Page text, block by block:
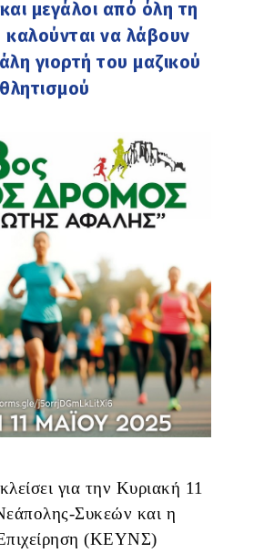
μεγάλοι από όλη τη
να λάβουν
γιορτή του μαζικού
για την Κυριακή 11
Συκεών και η
(ΚΕΥΝΣ)